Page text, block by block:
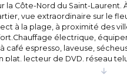
la Côte-Nord du Saint-
vue extraordinaire sur le
à la plage, à proximité des
électrique,
café espresso, laveuse,
plat, lecteur de DVD, réseau
avec ensemble patio, barbecue